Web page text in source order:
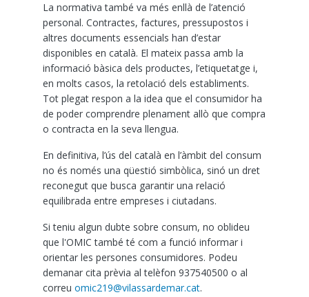
La normativa també va més enllà de l’atenció
personal. Contractes, factures, pressupostos i
altres documents essencials han d’estar
disponibles en català. El mateix passa amb la
informació bàsica dels productes, l’etiquetatge i,
en molts casos, la retolació dels establiments.
Tot plegat respon a la idea que el consumidor ha
de poder comprendre plenament allò que compra
o contracta en la seva llengua.
En definitiva, l’ús del català en l’àmbit del consum
no és només una qüestió simbòlica, sinó un dret
reconegut que busca garantir una relació
equilibrada entre empreses i ciutadans.
Si teniu algun dubte sobre consum, no oblideu
que l'OMIC també té com a funció informar i
orientar les persones consumidores. Podeu
demanar cita prèvia al telèfon 937540500 o al
correu omic219@vilassardemar.cat.